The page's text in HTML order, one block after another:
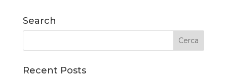
Search
Recent Posts